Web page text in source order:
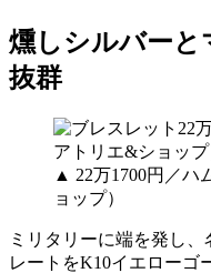
燻しシルバーと
抜群
▲ 22万1700円／ハ
ョップ）
ミリタリーに端を発し
レートをK10イエローゴ